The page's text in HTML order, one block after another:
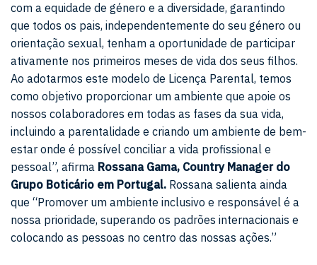
com a equidade de género e a diversidade, garantindo
que todos os pais, independentemente do seu género ou
orientação sexual, tenham a oportunidade de participar
ativamente nos primeiros meses de vida dos seus filhos.
Ao adotarmos este modelo de Licença Parental, temos
como objetivo proporcionar um ambiente que apoie os
nossos colaboradores em todas as fases da sua vida,
incluindo a parentalidade e criando um ambiente de bem-
estar onde é possível conciliar a vida profissional e
pessoal”, afirma Rossana Gama, Country Manager do
Grupo Boticário em Portugal. Rossana salienta ainda
que “Promover um ambiente inclusivo e responsável é a
nossa prioridade, superando os padrões internacionais e
colocando as pessoas no centro das nossas ações.”